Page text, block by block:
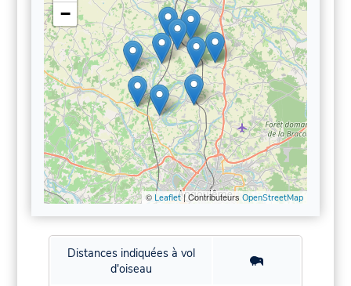
−
© Leaflet| Contributeurs OpenStreetMap
Distances indiquées à vol
d'oiseau